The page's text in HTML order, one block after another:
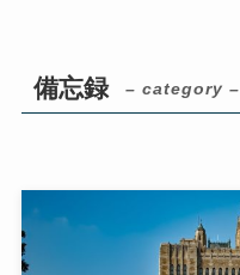
備忘録 – category –